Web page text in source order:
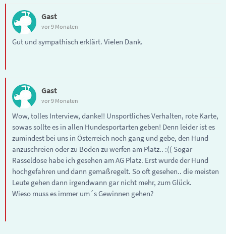
Gast
vor 9 Monaten
Gut und sympathisch erklärt. Vielen Dank.
Gast
vor 9 Monaten
Wow, tolles Interview, danke!! Unsportliches Verhalten, rote Karte,
sowas sollte es in allen Hundesportarten geben! Denn leider ist es
zumindest bei uns in Österreich noch gang und gebe, den Hund
anzuschreien oder zu Boden zu werfen am Platz.. :(( Sogar
Rasseldose habe ich gesehen am AG Platz. Erst wurde der Hund
hochgefahren und dann gemaßregelt. So oft gesehen.. die meisten
Leute gehen dann irgendwann gar nicht mehr, zum Glück.
Wieso muss es immer um´s Gewinnen gehen?